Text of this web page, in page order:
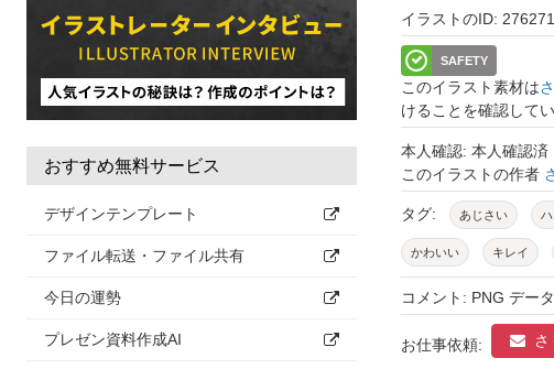
おすすめ無料サービス
デザインテンプレート
ファイル転送・ファイル共有
今日の運勢
プレゼン資料作成AI
イラストのID:
SAFETY
このイラスト素材は
けることを確認してい
本人確認: 本人確認済
このイラストの作者
タグ: あじさい
かわいい キレイ
ポストカード デザイ
飾り枠
コメント: PNG デー
お仕事依頼: さ